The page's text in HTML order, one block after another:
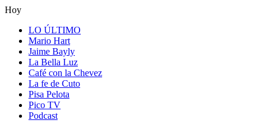
Hoy
LO ÚLTIMO
Mario Hart
Jaime Bayly
La Bella Luz
Café con la Chevez
La fe de Cuto
Pisa Pelota
Pico TV
Podcast